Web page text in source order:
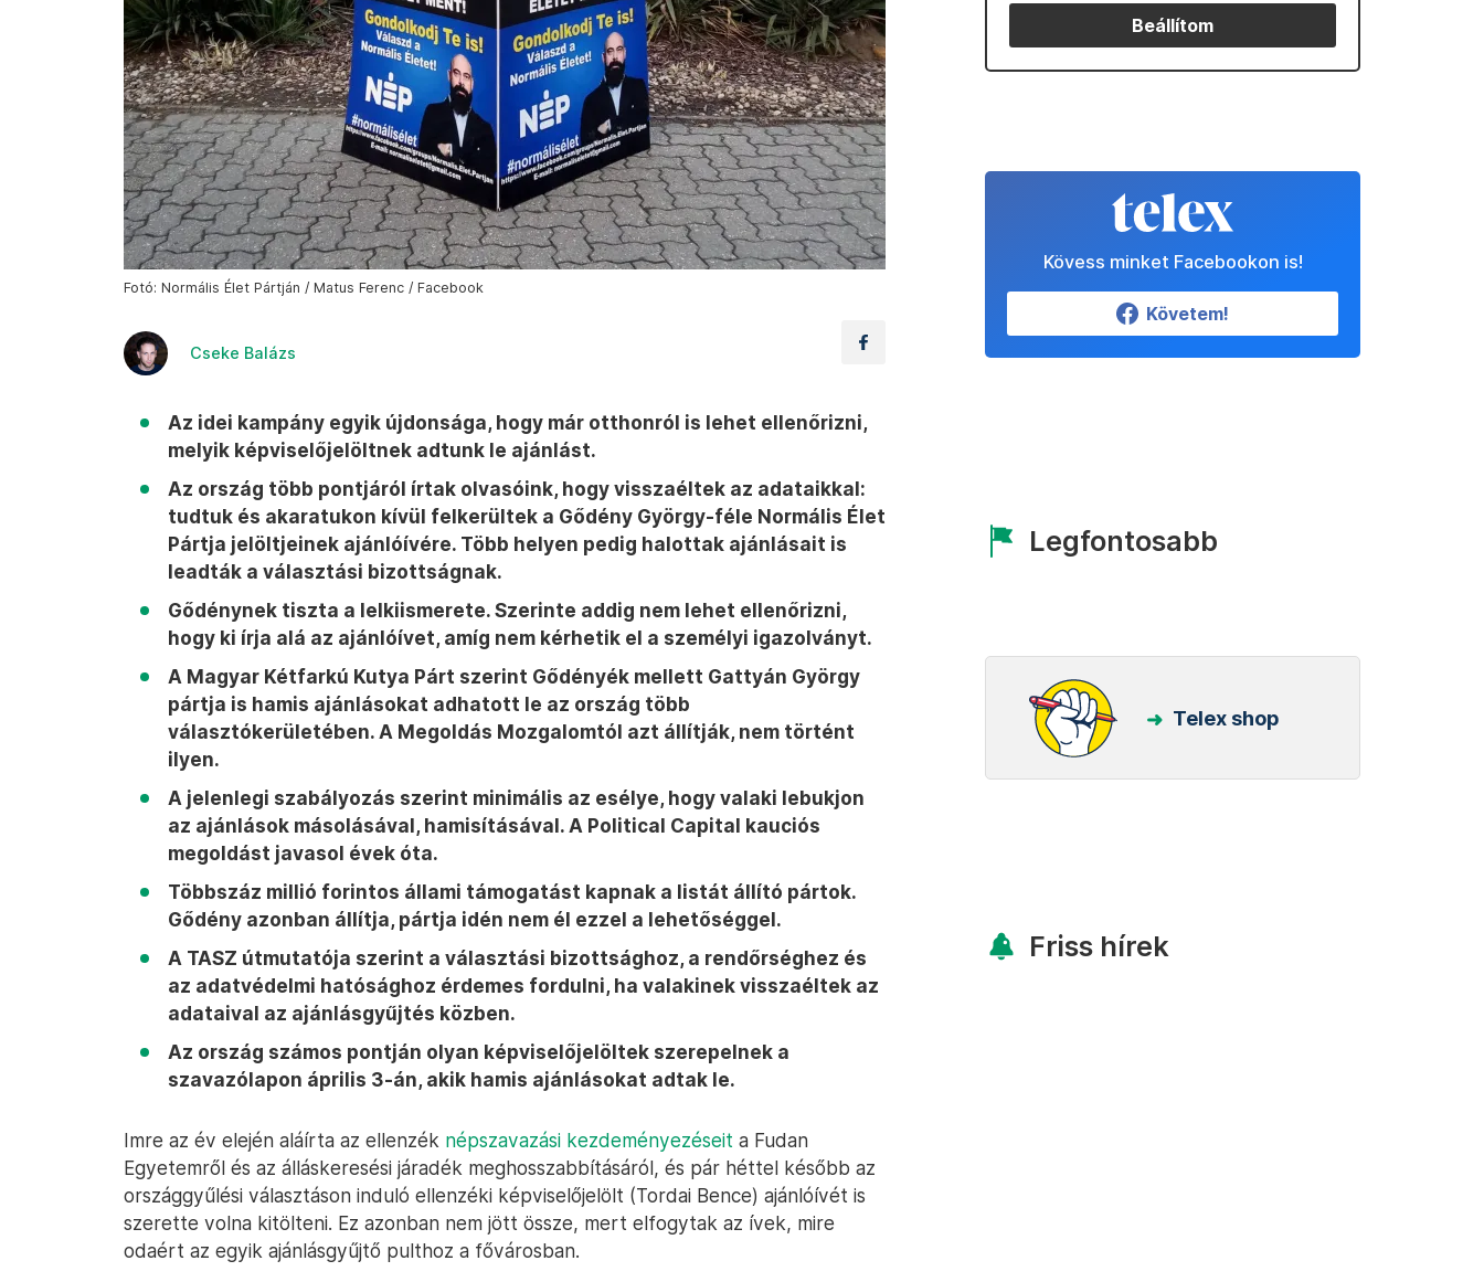
Fotó: Normális Élet Pártján / Matus Ferenc / Facebook
Cseke Balázs
Az idei kampány egyik újdonsága, hogy már otthonról is lehet ellenőrizni,
melyik képviselőjelöltnek adtunk le ajánlást.
Az ország több pontjáról írtak olvasóink, hogy visszaéltek az adataikkal:
tudtuk és akaratukon kívül felkerültek a Gődény György-féle Normális Élet
Pártja jelöltjeinek ajánlóívére. Több helyen pedig halottak ajánlásait is
leadták a választási bizottságnak.
Gődénynek tiszta a lelkiismerete. Szerinte addig nem lehet ellenőrizni,
hogy ki írja alá az ajánlóívet, amíg nem kérhetik el a személyi igazolványt.
A Magyar Kétfarkú Kutya Párt szerint Gődényék mellett Gattyán György
pártja is hamis ajánlásokat adhatott le az ország több
választókerületében. A Megoldás Mozgalomtól azt állítják, nem történt
ilyen.
A jelenlegi szabályozás szerint minimális az esélye, hogy valaki lebukjon
az ajánlások másolásával, hamisításával. A Political Capital kauciós
megoldást javasol évek óta.
Többszáz millió forintos állami támogatást kapnak a listát állító pártok.
Gődény azonban állítja, pártja idén nem él ezzel a lehetőséggel.
A TASZ útmutatója szerint a választási bizottsághoz, a rendőrséghez és
az adatvédelmi hatósághoz érdemes fordulni, ha valakinek visszaéltek az
adataival az ajánlásgyűjtés közben.
Az ország számos pontján olyan képviselőjelöltek szerepelnek a
szavazólapon április 3-án, akik hamis ajánlásokat adtak le.
Imre az év elején aláírta az ellenzék népszavazási kezdeményezéseit a Fudan
Egyetemről és az álláskeresési járadék meghosszabbításáról, és pár héttel később az
országgyűlési választáson induló ellenzéki képviselőjelölt (Tordai Bence) ajánlóívét is
szerette volna kitölteni. Ez azonban nem jött össze, mert elfogytak az ívek, mire
odaért az egyik ajánlásgyűjtő pulthoz a fővárosban.
Beállítom
Kövess minket Facebookon is!
Követem!
Legfontosabb
Telex shop
Friss hírek